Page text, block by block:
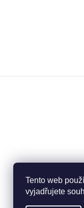
Tento web
vyjadřujete